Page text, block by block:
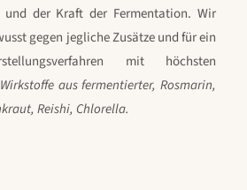
und der Kraft der Fermentation. Wir
gegen jegliche Zusätze und für ein
mit höchsten
Wirkstoffe aus fermentierter, Rosmarin,
Reishi, Chlorella.